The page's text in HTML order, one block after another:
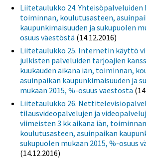
Liitetaulukko 24. Yhteisöpalveluiden
toiminnan, koulutusasteen,
kaupunkimaisuuden ja sukupuolen
osuus väestöstä (14.12.2016)
Liitetaulukko 25. Internetin käyttö
julkisten palveluiden tarjoajien
kuukauden aikana iän, toiminnan,
asuinpaikan kaupunkimaisuuden ja
mukaan 2015, %-osuus väestöstä
Liitetaulukko 26.
tilausvideopalvelujen ja
viimeisten 3 kk aikana iän,
koulutusasteen, asuinpaikan
sukupuolen mukaan 2015, %-osuus
(14.12.2016)